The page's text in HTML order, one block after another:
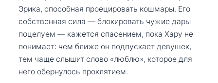
Эрика, способная проецировать кошмары. Его
собственная сила — блокировать чужие дары
поцелуем — кажется спасением, пока Хару не
понимает: чем ближе он подпускает девушек,
тем чаще слышит слово «люблю», которое для
него обернулось проклятием.